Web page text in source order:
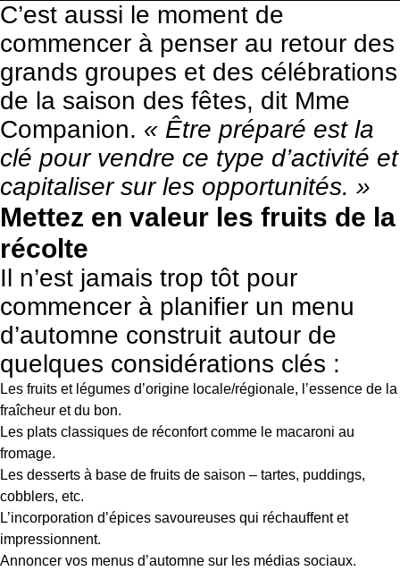
C’est aussi le moment de
commencer à penser au retour des
grands groupes et des célébrations
de la saison des fêtes, dit Mme
Companion. « Être préparé est la
clé pour vendre ce type d’activité et
capitaliser sur les opportunités. »
Mettez en valeur les fruits de la
récolte
Il n’est jamais trop tôt pour
commencer à planifier un menu
d’automne construit autour de
quelques considérations clés :
Les fruits et légumes d’origine locale/régionale, l’essence de la
fraîcheur et du bon.
Les plats classiques de réconfort comme le macaroni au
fromage.
Les desserts à base de fruits de saison – tartes, puddings,
cobblers, etc.
L’incorporation d’épices savoureuses qui réchauffent et
impressionnent.
Annoncer vos menus d’automne sur les médias sociaux.